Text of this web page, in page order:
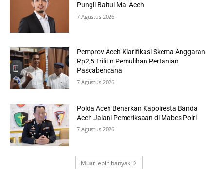
Pungli Baitul Mal Aceh
7 Agustus 2026
Pemprov Aceh Klarifikasi Skema Anggaran
Rp2,5 Triliun Pemulihan Pertanian
Pascabencana
7 Agustus 2026
Polda Aceh Benarkan Kapolresta Banda
Aceh Jalani Pemeriksaan di Mabes Polri
7 Agustus 2026
Muat lebih banyak